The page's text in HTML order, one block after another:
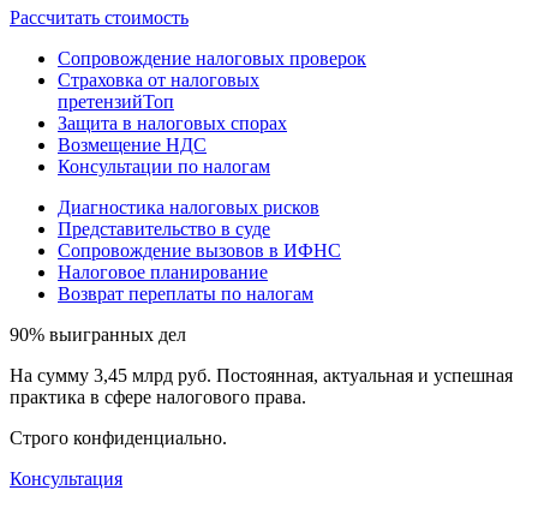
Рассчитать стоимость
Сопровождение налоговых проверок
Страховка от налоговых
претензийТоп
Защита в налоговых спорах
Возмещение НДС
Консультации по налогам
Диагностика налоговых рисков
Представительство в суде
Сопровождение вызовов в ИФНС
Налоговое планирование
Возврат переплаты по налогам
90% выигранных дел
На сумму 3,45 млрд руб. Постоянная, актуальная и успешная
практика в сфере налогового права.
Строго конфиденциально.
Консультация